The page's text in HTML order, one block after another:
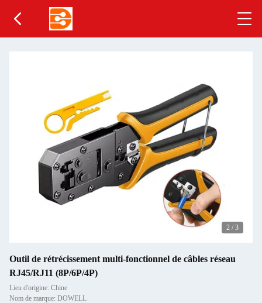
2 / 3
Outil de rétrécissement multi-fonctionnel de câbles réseau
RJ45/RJ11 (8P/6P/4P)
Lieu d'origine: Chine
Nom de marque: DOWELL